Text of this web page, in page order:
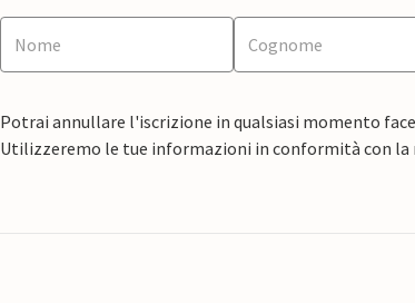
Potrai annullare l'iscrizione in qualsiasi momento
Utilizzeremo le tue informazioni in conformità con la